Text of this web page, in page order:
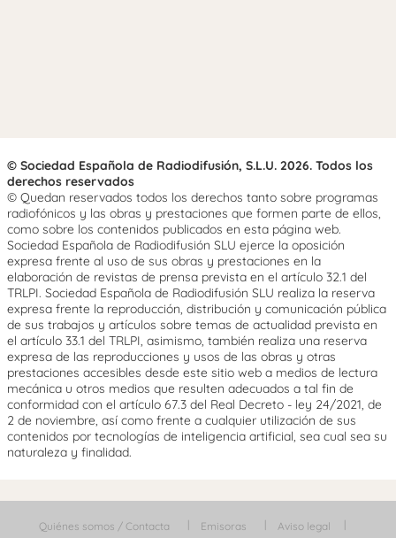
© Sociedad Española de Radiodifusión, S.L.U. 2026. Todos los
derechos reservados
© Quedan reservados todos los derechos tanto sobre programas
radiofónicos y las obras y prestaciones que formen parte de ellos,
como sobre los contenidos publicados en esta página web.
Sociedad Española de Radiodifusión SLU ejerce la oposición
expresa frente al uso de sus obras y prestaciones en la
elaboración de revistas de prensa prevista en el artículo 32.1 del
TRLPI. Sociedad Española de Radiodifusión SLU realiza la reserva
expresa frente la reproducción, distribución y comunicación pública
de sus trabajos y artículos sobre temas de actualidad prevista en
el artículo 33.1 del TRLPI, asimismo, también realiza una reserva
expresa de las reproducciones y usos de las obras y otras
prestaciones accesibles desde este sitio web a medios de lectura
mecánica u otros medios que resulten adecuados a tal fin de
conformidad con el artículo 67.3 del Real Decreto - ley 24/2021, de
2 de noviembre, así como frente a cualquier utilización de sus
contenidos por tecnologías de inteligencia artificial, sea cual sea su
naturaleza y finalidad.
Quiénes somos / Contacta Emisoras
Aviso legal